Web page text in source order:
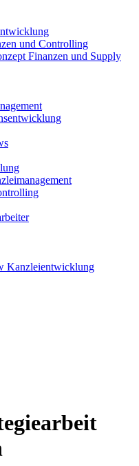
und Controlling
Finanzen und Supply
Kanzleientwicklung